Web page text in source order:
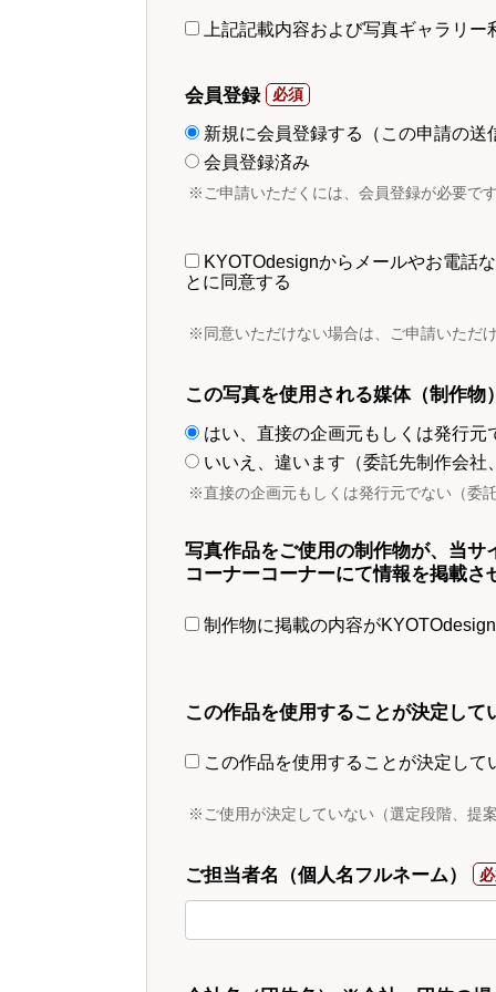
上記記載内容および写真ギャラリー
会員登録
新規に会員登録する（この申請の
会員登録済み
※ご申請いただくには、会員登録が必要で
KYOTOdesignからメールやお電話
とに同意する
※同意いただけない場合は、ご申請いただ
この写真を使用される媒体（制作
はい、直接の企画元もしくは発行元
いいえ、違います（委託先制作会社
※直接の企画元もしくは発行元でない（委
写真作品をご使用の制作物が、当
コーナーコーナーにて情報を掲載
制作物に掲載の内容が
この作品を使用することが決定して
この作品を使用することが決定して
※ご使用が決定していない（選定段階、提
ご担当者名（個人名フルネーム）